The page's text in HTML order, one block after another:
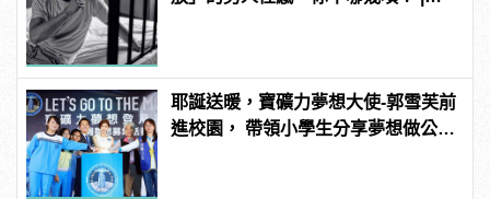
耶誕送暖，寶礦力夢想大使-郭雪芙前
進校園， 帶領小學生分享夢想做公